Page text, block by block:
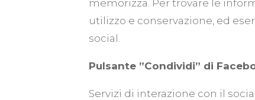
memorizza. Per trovare le
utilizzo e conservazione, ed
social.
Pulsante ”Condividi” di
Servizi di interazione con il